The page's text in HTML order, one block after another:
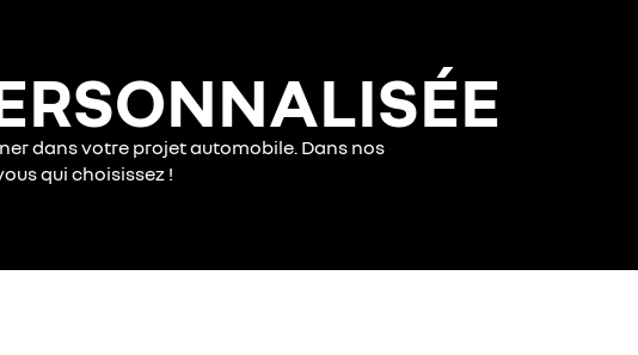
dans votre projet automobile. Dans nos
qui choisissez !​